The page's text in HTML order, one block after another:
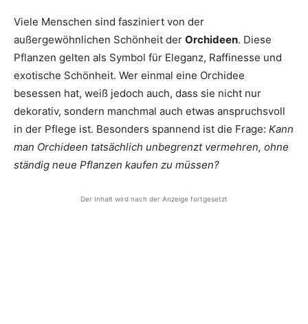
Viele Menschen sind fasziniert von der
außergewöhnlichen Schönheit der Orchideen. Diese
Pflanzen gelten als Symbol für Eleganz, Raffinesse und
exotische Schönheit. Wer einmal eine Orchidee
besessen hat, weiß jedoch auch, dass sie nicht nur
dekorativ, sondern manchmal auch etwas anspruchsvoll
in der Pflege ist. Besonders spannend ist die Frage: Kann
man Orchideen tatsächlich unbegrenzt vermehren, ohne
ständig neue Pflanzen kaufen zu müssen?
Der Inhalt wird nach der Anzeige fortgesetzt